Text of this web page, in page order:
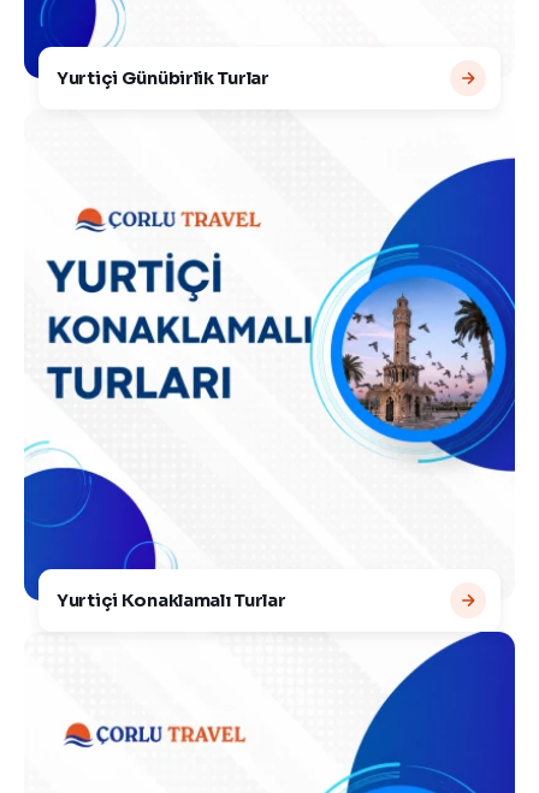
Yurtiçi Günübirlik Turlar
Yurtiçi Konaklamalı Turlar